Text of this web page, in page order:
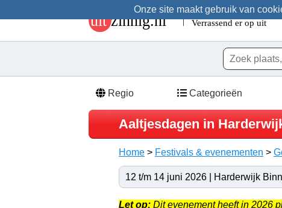
Onze site maakt gebruik van
Regio Categorieën
Aaltjesdagen in
Home > Festivals & evenementen >
12 t/m 14 juni 2026 | Harderwijk
Let op: Dit evenement heeft in 2026